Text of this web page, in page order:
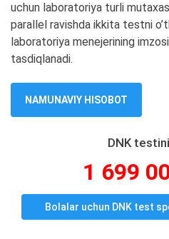
uchun laboratoriya turli
parallel ravishda ikkita testni
laboratoriya menejerining
tasdiqlanadi.
NAMUNAVIY HISOBOT
DNK
1 699
Bolalar uchun DNK test